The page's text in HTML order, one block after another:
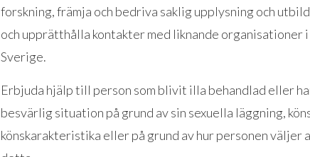
forskning, främja och bedriva saklig upplysning och
och upprätthålla kontakter med liknande organisationer
Sverige.
Erbjuda hjälp till person som blivit illa behandlad eller
besvärlig situation på grund av sin sexuella läggning,
könskarakteristika eller på grund av hur personen väljer